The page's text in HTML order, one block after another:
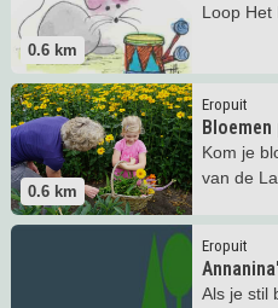
0.6 km
Loop Het
0.6 km
Eropuit
Kom je
van de
Lees meer Bloemen plukken
Eropuit
Als je stil
Lees meer Annanina's Rust